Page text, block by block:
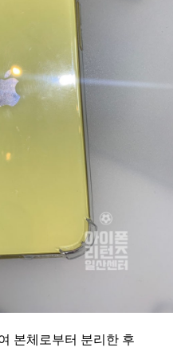
본체로부터 분리한 후